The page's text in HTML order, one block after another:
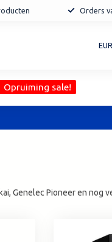
Orders
EUR
Opruiming sale!
Genelec Pioneer en nog